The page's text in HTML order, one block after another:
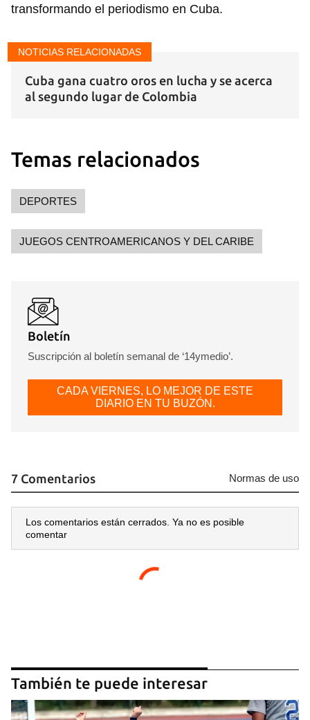
Para poder guardar como favorito, primero has de
transformando el periodismo en Cuba.
NOTICIAS RELACIONADAS
Cuba gana cuatro oros en lucha y se acerca
al segundo lugar de Colombia
Temas relacionados
DEPORTES
JUEGOS CENTROAMERICANOS Y DEL CARIBE
Boletín
Suscripción al boletín semanal de ‘14ymedio’.
CADA VIERNES, LO MEJOR DE ESTE
DIARIO EN TU BUZÓN.
7 Comentarios Normas de uso
Los comentarios están cerrados. Ya no es posible
comentar
También te puede interesar